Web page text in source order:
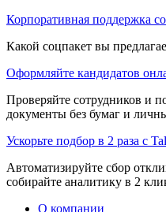
Корпоративная поддержка
Какой соцпакет вы
Оформляйте кандидатов
Проверяйте сотрудников и
документы без бумаг и
Ускорьте подбор в 2 раза с
Автоматизируйте сбор
собирайте аналитику в 2
О компании